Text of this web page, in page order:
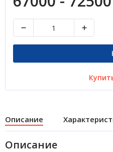
Описание
Описание